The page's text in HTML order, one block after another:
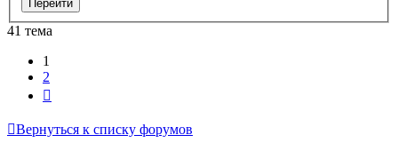
41 тема
1
2
Вернуться к списку форумов